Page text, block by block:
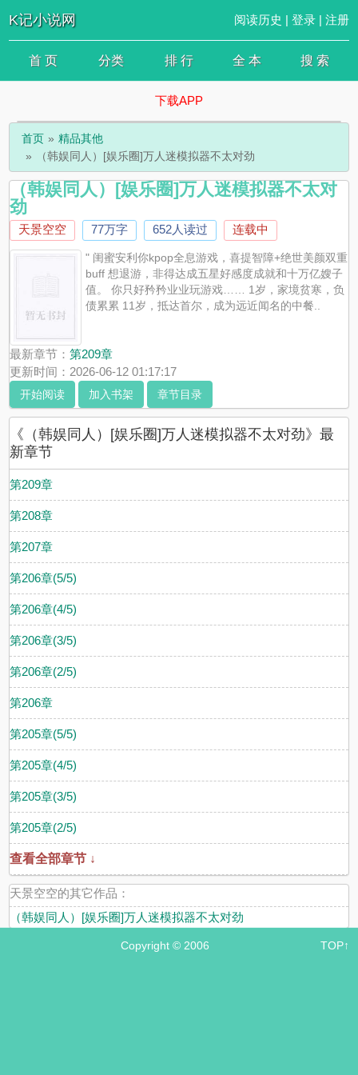
K记小说网 阅读历史 | 登录| 注册
首 页 分类 排 行 全 本 搜 索
下载APP
首页
精品其他
（韩娱同人）[娱乐圈]万人迷模拟器不太对劲
（韩娱同人）[娱乐圈]万人迷模拟器不太对
劲
天景空空 77万字 652人读过 连载中
" 闺蜜安利你kpop全息游戏，喜提智障+绝世美颜双重
buff 想退游，非得达成五星好感度成就和十万亿嫂子
值。 你只好矜矜业业玩游戏…… 1岁，家境贫寒，负
债累累 11岁，抵达首尔，成为远近闻名的中餐..
最新章节：第209章
更新时间：2026-06-12 01:17:17
开始阅读 加入书架 章节目录
《（韩娱同人）[娱乐圈]万人迷模拟器不太对劲》最
新章节
第209章
第208章
第207章
第206章(5/5)
第206章(4/5)
第206章(3/5)
第206章(2/5)
第206章
第205章(5/5)
第205章(4/5)
第205章(3/5)
第205章(2/5)
查看全部章节 ↓
天景空空的其它作品：
（韩娱同人）[娱乐圈]万人迷模拟器不太对劲
Copyright © 2006 TOP↑